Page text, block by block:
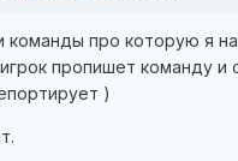
команды про которую я
пропишет команду и
)